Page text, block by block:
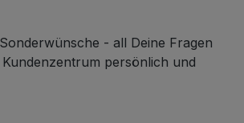
- all Deine Fragen
persönlich und